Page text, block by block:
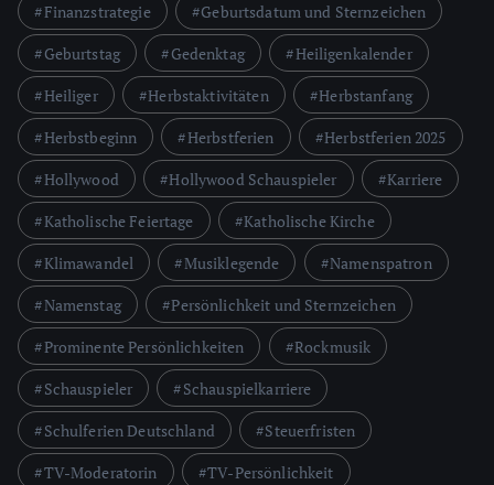
Finanzstrategie
Geburtsdatum und Sternzeichen
Geburtstag
Gedenktag
Heiligenkalender
Heiliger
Herbstaktivitäten
Herbstanfang
Herbstbeginn
Herbstferien
Herbstferien 2025
Hollywood
Hollywood Schauspieler
Karriere
Katholische Feiertage
Katholische Kirche
Klimawandel
Musiklegende
Namenspatron
Namenstag
Persönlichkeit und Sternzeichen
Prominente Persönlichkeiten
Rockmusik
Schauspieler
Schauspielkarriere
Schulferien Deutschland
Steuerfristen
TV-Moderatorin
TV-Persönlichkeit